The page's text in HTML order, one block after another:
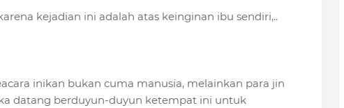
kejadian ini adalah atas keinginan ibu sendiri,..
inikan bukan cuma manusia, melainkan para jin
datang berduyun-duyun ketempat ini untuk